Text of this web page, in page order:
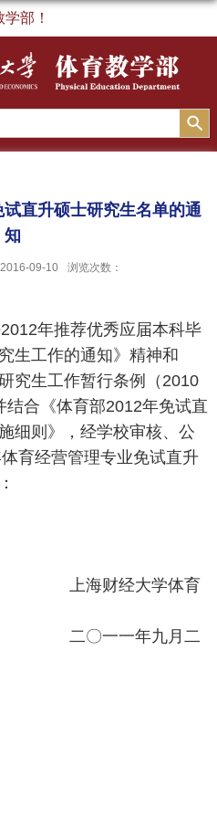
部！
直升硕士研究生名单的通
知
09-10 浏览次数：
2012年推荐优秀应届本科毕
生工作的通知》精神和
究生工作暂行条例（2010
结合《体育部2012年免试直
细则》，经学校审核、公
育经营管理专业免试直升
上海财经大学体育
二〇一一年九月二